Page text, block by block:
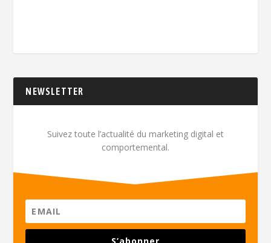
NEWSLETTER
Suivez toute l’actualité du marketing digital et
comportemental.